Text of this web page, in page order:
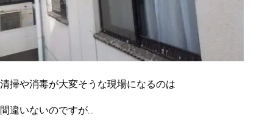
清掃や消毒が大変そうな現場になるのは
間違いないのですが…